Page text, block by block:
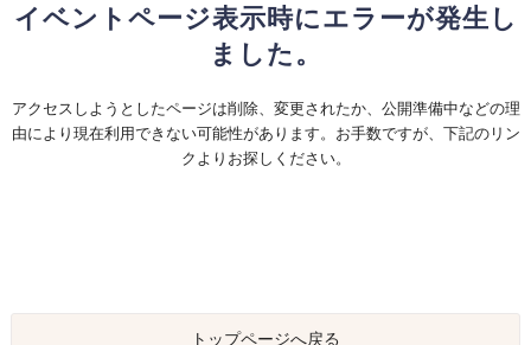
イベントページ表示時にエラーが発生し
ました。
アクセスしようとしたページは削除、変更されたか、公開準備中などの理
由により現在利用できない可能性があります。お手数ですが、下記のリン
クよりお探しください。
トップページへ戻る